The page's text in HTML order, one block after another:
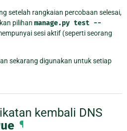
setelah rangkaian percobaan selesai,
pilihan manage.py test --
sesi aktif (seperti seorang
sekarang digunakan untuk setiap
kembali DNS
¶